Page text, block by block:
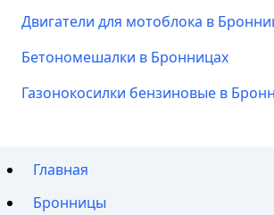
Двигатели для мотоблока в
Бетономешалки в Бронницах
Газонокосилки бензиновые в
Главная
Бронницы